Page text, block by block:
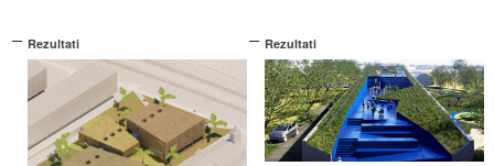
Rezultati Rezultati